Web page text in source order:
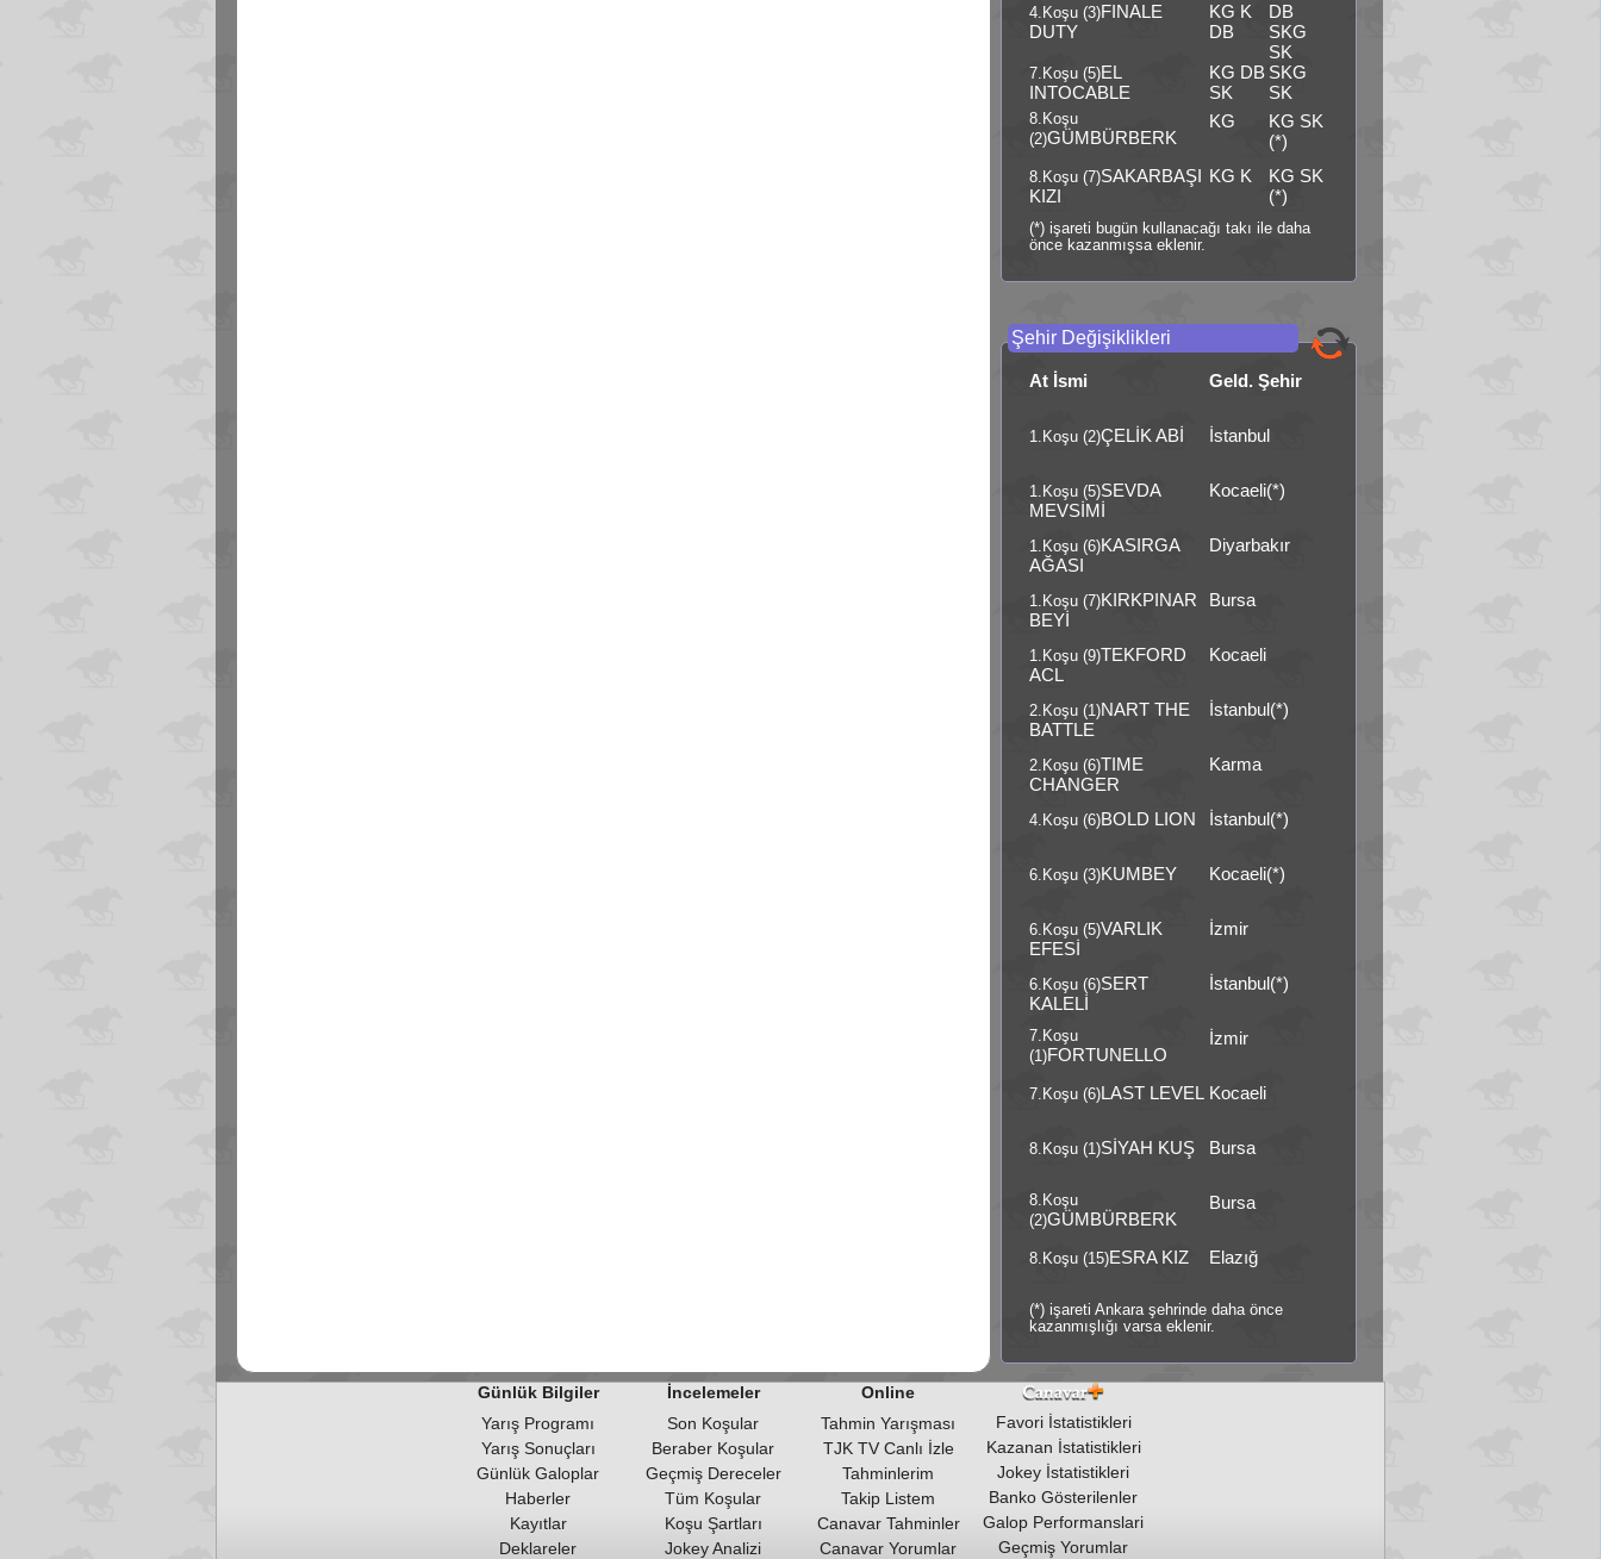
4.Koşu (3)FINALE
DUTY
KG K
DB
DB
SKG
SK
7.Koşu (5)EL
INTOCABLE
KG DB
SK
SKG
SK
8.Koşu
(2)GÜMBÜRBERK
KG
KG SK
(*)
8.Koşu (7)SAKARBAŞI
KIZI
KG K
KG SK
(*)
(*) işareti bugün kullanacağı takı ile daha
önce kazanmışsa eklenir.
Şehir Değişiklikleri
At İsmi Geld. Şehir
1.Koşu (2)ÇELİK ABİ İstanbul
1.Koşu (5)SEVDA
MEVSİMİ
Kocaeli(*)
1.Koşu (6)KASIRGA
AĞASI
Diyarbakır
1.Koşu (7)KIRKPINAR
BEYİ
Bursa
1.Koşu (9)TEKFORD
ACL
Kocaeli
2.Koşu (1)NART THE
BATTLE
İstanbul(*)
2.Koşu (6)TIME
CHANGER
Karma
4.Koşu (6)BOLD LION İstanbul(*)
6.Koşu (3)KUMBEY Kocaeli(*)
6.Koşu (5)VARLIK
EFESİ
İzmir
6.Koşu (6)SERT
KALELİ
İstanbul(*)
7.Koşu
(1)FORTUNELLO
İzmir
7.Koşu (6)LAST LEVEL Kocaeli
8.Koşu (1)SİYAH KUŞ Bursa
8.Koşu
(2)GÜMBÜRBERK
Bursa
8.Koşu (15)ESRA KIZ Elazığ
(*) işareti Ankara şehrinde daha önce
kazanmışlığı varsa eklenir.
Günlük Bilgiler
Yarış Programı
Yarış Sonuçları
Günlük Galoplar
Haberler
Kayıtlar
Deklareler
İncelemeler
Son Koşular
Beraber Koşular
Geçmiş Dereceler
Tüm Koşular
Koşu Şartları
Jokey Analizi
Online
Tahmin Yarışması
TJK TV Canlı İzle
Tahminlerim
Takip Listem
Canavar Tahminler
Canavar Yorumlar
Favori İstatistikleri
Kazanan İstatistikleri
Jokey İstatistikleri
Banko Gösterilenler
Galop Performanslari
Geçmiş Yorumlar